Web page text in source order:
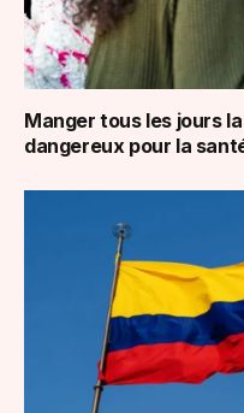
Manger tous les jours
dangereux pour la